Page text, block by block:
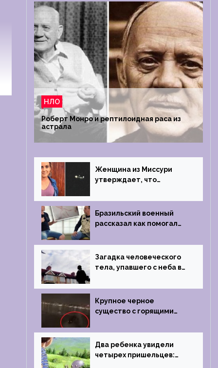
НЛО
Роберт Монро и рептилоидная раса из
астрала
Женщина из Миссури
утверждает, что
синими инопланетянами
Бразильский военный
рассказал как помогал
в 1996 году
Загадка человеческого
тела, упавшего с неба в
Крупное черное
существо с горящими
лодку рыбака
Два ребенка увидели
четырех пришельцев: